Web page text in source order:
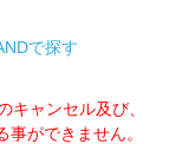
で探す
キャンセル及び、
ができません。